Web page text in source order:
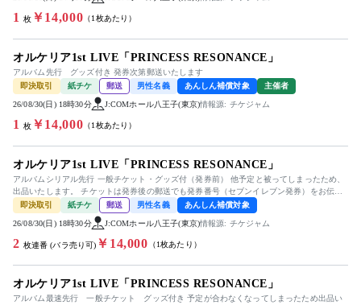
1 枚￥14,000 （1枚あたり）
オルケリア1st LIVE「PRINCESS RESONANCE」
アルバム先行 グッズ付き 発券次第郵送いたします
即決取引
紙チケ 郵送 男性名義 あんしん補償対象 主催者
26/08/30(日) 18時30分 J:COMホール八王子(東京)情報源: チケジャム
1 枚￥14,000 （1枚あたり）
オルケリア1st LIVE「PRINCESS RESONANCE」
アルバムシリアル先行 一般チケット・グッズ付（発券前） 他予定と被ってしまったため、
出品いたします。 チケットは発券後の郵送でも発券番号（セブンイレブン発券）をお伝え
する形でも対応可能です。
即決取引 紙チケ 郵送 男性名義 あんしん補償対象
26/08/30(日) 18時30分 J:COMホール八王子(東京)情報源: チケジャム
2 枚連番 (バラ売り可) ￥14,000 （1枚あたり）
オルケリア1st LIVE「PRINCESS RESONANCE」
アルバム最速先行 一般チケット グッズ付き 予定が合わなくなってしまったため出品い